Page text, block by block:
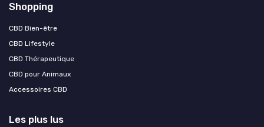
Shopping
CBD Bien-être
CBD Lifestyle
CBD Thérapeutique
CBD pour Animaux
Accessoires CBD
Les plus lus